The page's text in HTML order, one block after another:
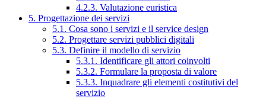
4.2.3. Valutazione euristica
5. Progettazione dei servizi
5.1. Cosa sono i servizi e il service design
5.2. Progettare servizi pubblici digitali
5.3. Definire il modello di servizio
5.3.1. Identificare gli attori coinvolti
5.3.2. Formulare la proposta di valore
5.3.3. Inquadrare gli elementi costitutivi del
servizio